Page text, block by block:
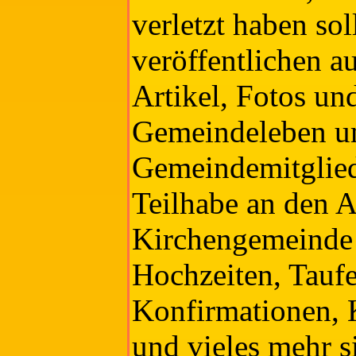
verletzt haben
veröffentlichen
Artikel, Fotos
Gemeindeleben
Teilhabe an den
Hochzeiten,
Konfirmationen,
und vieles mehr